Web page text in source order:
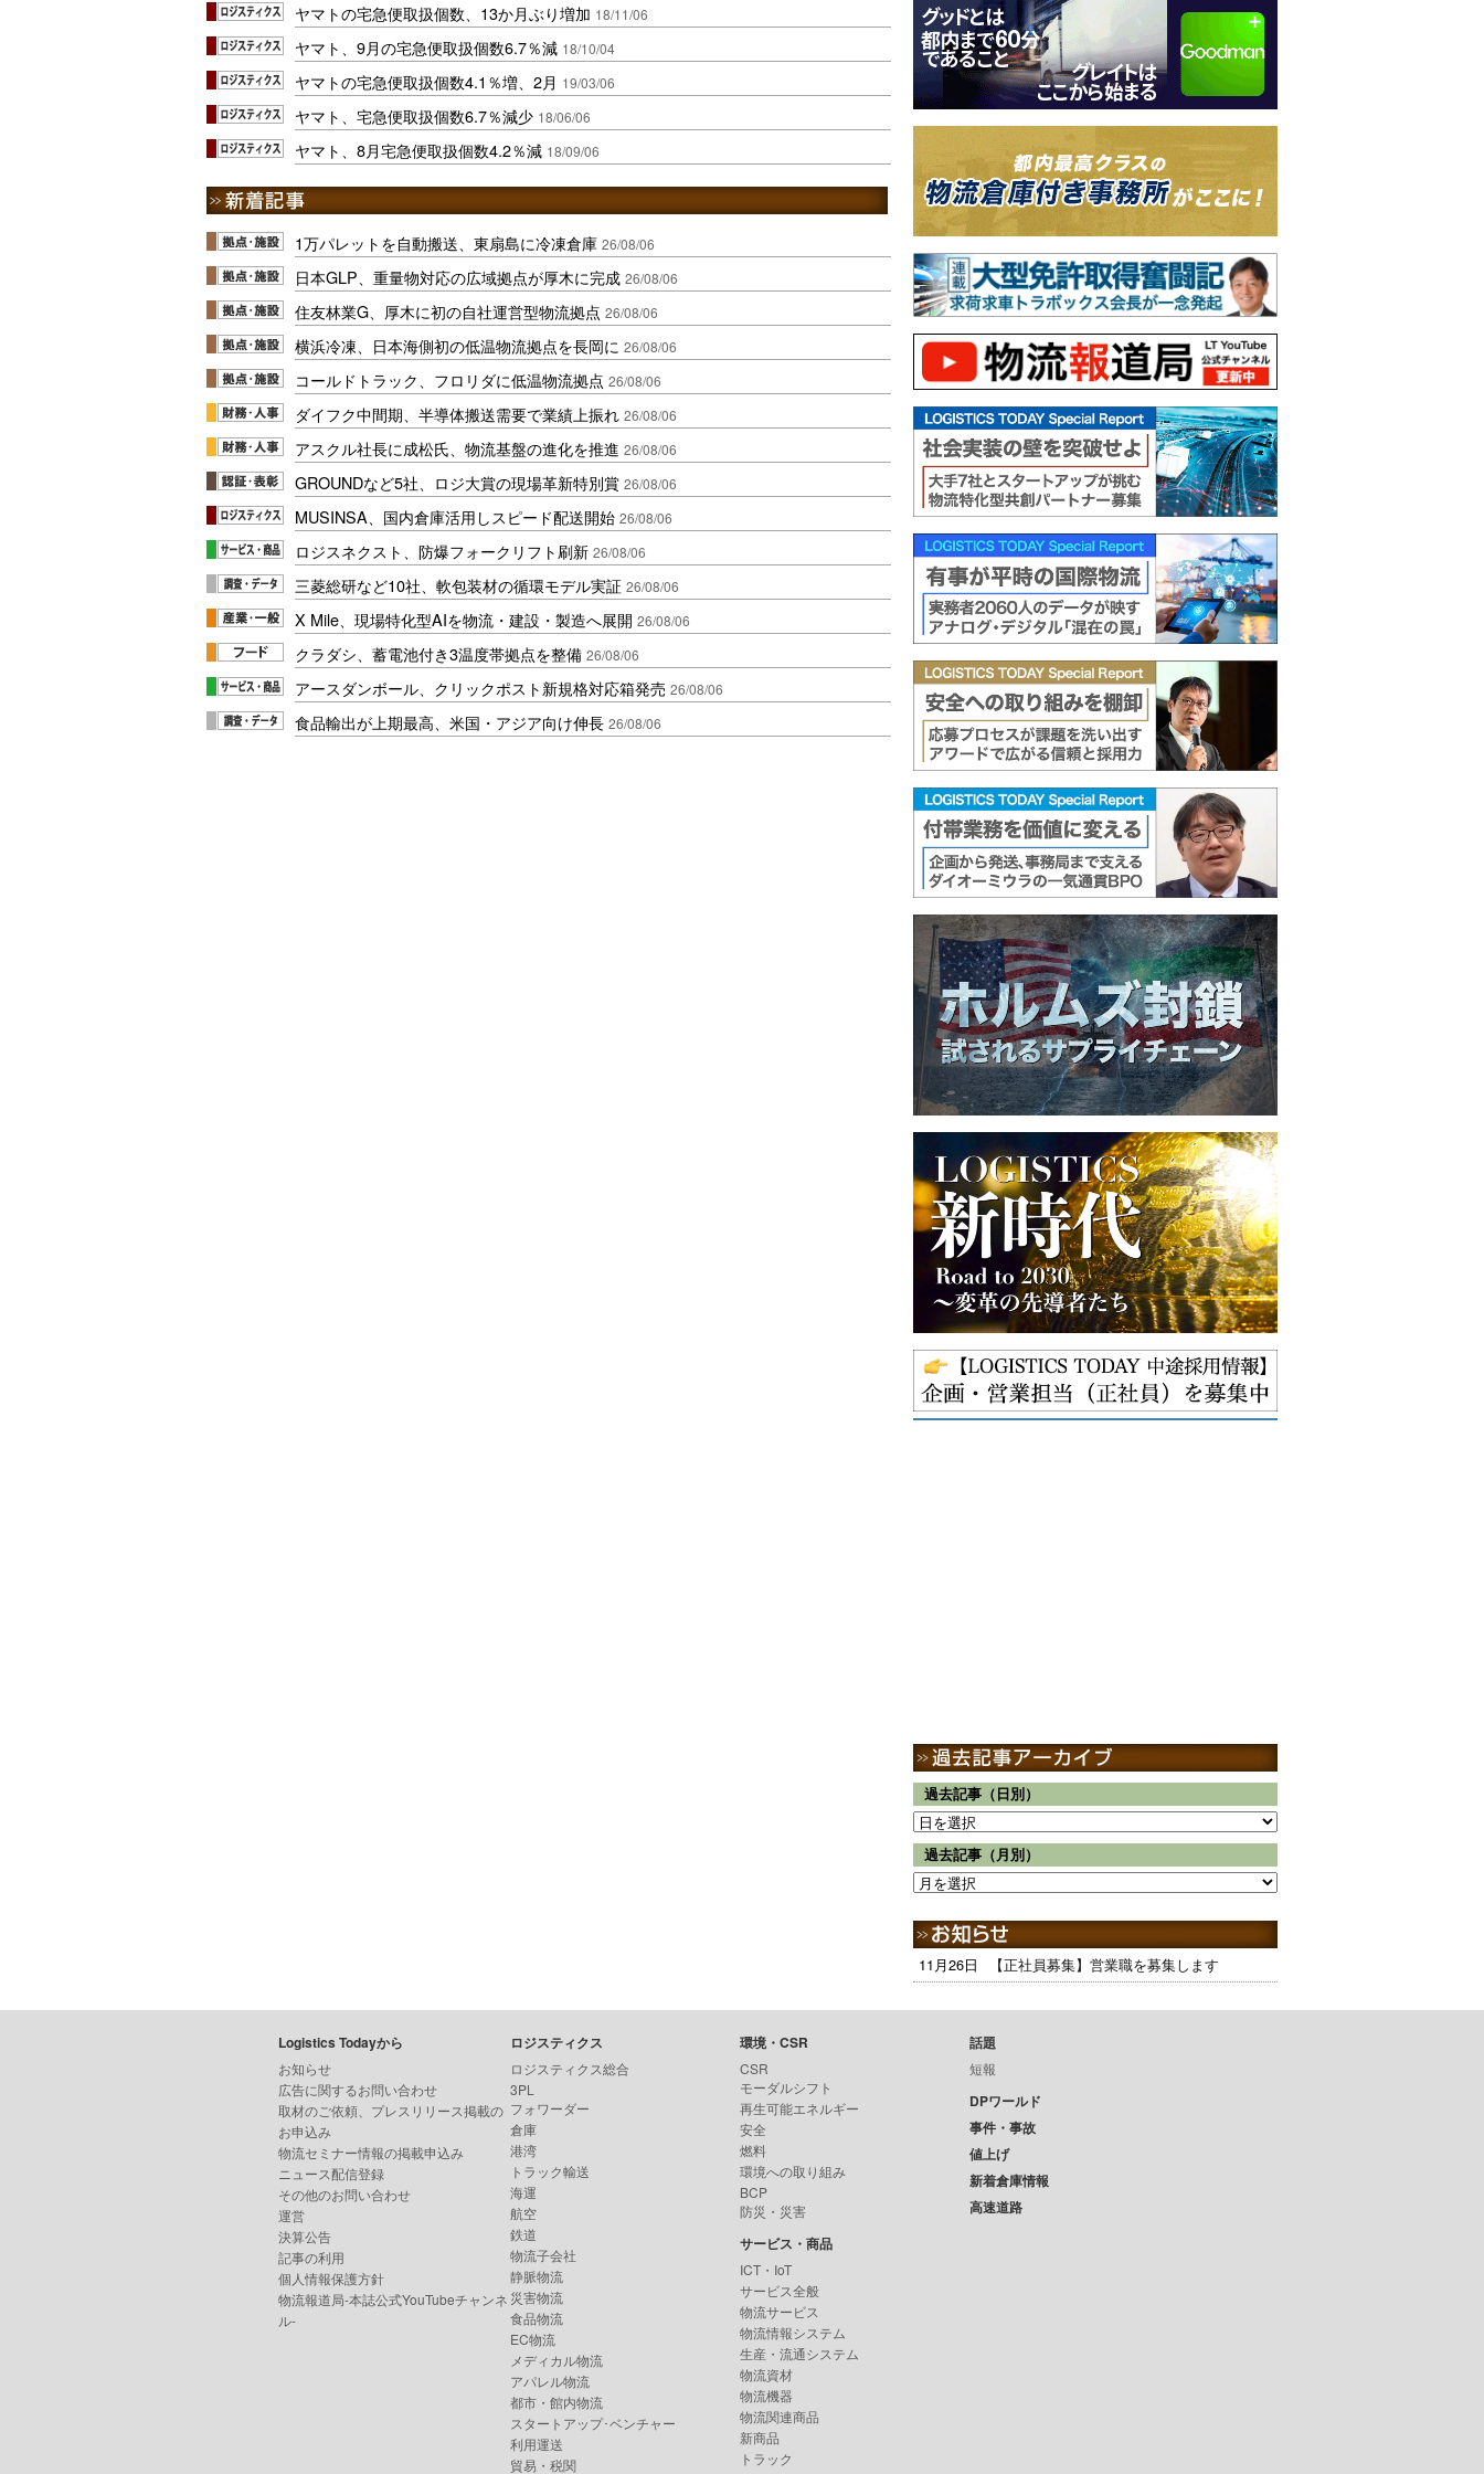
ヤマトの宅急便取扱個数、13か月ぶり増加 18/11/06
ヤマト、9月の宅急便取扱個数6.7％減 18/10/04
ヤマトの宅急便取扱個数4.1％増、2月 19/03/06
ヤマト、宅急便取扱個数6.7％減少 18/06/06
ヤマト、8月宅急便取扱個数4.2％減 18/09/06
1万パレットを自動搬送、東扇島に冷凍倉庫 26/08/06
日本GLP、重量物対応の広域拠点が厚木に完成 26/08/06
住友林業G、厚木に初の自社運営型物流拠点 26/08/06
横浜冷凍、日本海側初の低温物流拠点を長岡に 26/08/06
コールドトラック、フロリダに低温物流拠点 26/08/06
ダイフク中間期、半導体搬送需要で業績上振れ 26/08/06
アスクル社長に成松氏、物流基盤の進化を推進 26/08/06
GROUNDなど5社、ロジ大賞の現場革新特別賞 26/08/06
MUSINSA、国内倉庫活用しスピード配送開始 26/08/06
ロジスネクスト、防爆フォークリフト刷新 26/08/06
三菱総研など10社、軟包装材の循環モデル実証 26/08/06
X Mile、現場特化型AIを物流・建設・製造へ展開 26/08/06
クラダシ、蓄電池付き3温度帯拠点を整備 26/08/06
アースダンボール、クリックポスト新規格対応箱発売 26/08/06
食品輸出が上期最高、米国・アジア向け伸長 26/08/06
過去記事（日別）
過去記事（月別）
11月26日 【正社員募集】営業職を募集します
Logistics Todayから
お知らせ
広告に関するお問い合わせ
取材のご依頼、プレスリリース掲載の
お申込み
物流セミナー情報の掲載申込み
ニュース配信登録
その他のお問い合わせ
運営
決算公告
記事の利用
個人情報保護方針
物流報道局-本誌公式YouTubeチャンネ
ル-
ロジスティクス
ロジスティクス総合
3PL
フォワーダー
倉庫
港湾
トラック輸送
海運
航空
鉄道
物流子会社
静脈物流
災害物流
食品物流
EC物流
メディカル物流
アパレル物流
都市・館内物流
スタートアップ･ベンチャー
利用運送
貿易・税関
環境・CSR
CSR
モーダルシフト
再生可能エネルギー
安全
燃料
環境への取り組み
BCP
防災・災害
サービス・商品
ICT・IoT
サービス全般
物流サービス
物流情報システム
生産・流通システム
物流資材
物流機器
物流関連商品
新商品
トラック
話題
短報
DPワールド
事件・事故
値上げ
新着倉庫情報
高速道路